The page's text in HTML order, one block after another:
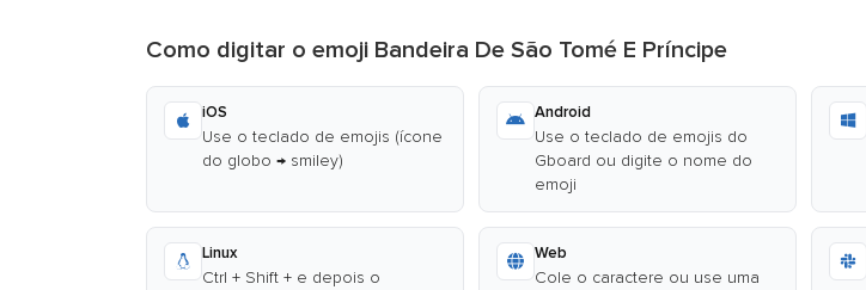
Como digitar o emoji Bandeira De São Tomé E Príncipe
iOS
Use o teclado de emojis (ícone
do globo → smiley)
Android
Use o teclado de emojis do
Gboard ou digite o nome do
emoji
Linux
Ctrl + Shift + e depois o
Web
Cole o caractere ou use uma